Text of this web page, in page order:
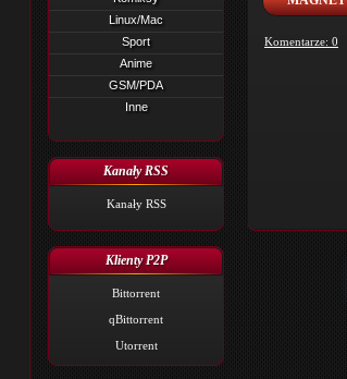
Linux/Mac
Sport
Anime
GSM/PDA
Inne
Kanały RSS
Kanały RSS
Klienty P2P
Bittorrent
qBittorrent
Utorrent
Komentarze: 0